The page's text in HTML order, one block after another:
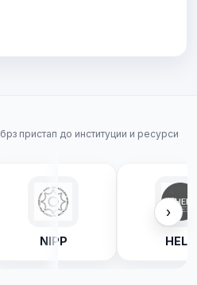
брз пристап до институции и ресурси
NIPP HELP
›